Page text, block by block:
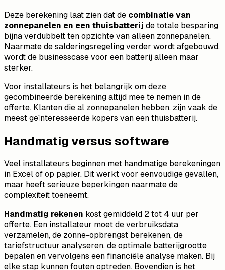
Deze berekening laat zien dat de combinatie van
zonnepanelen en een thuisbatterij de totale besparing
bijna verdubbelt ten opzichte van alleen zonnepanelen.
Naarmate de salderingsregeling verder wordt afgebouwd,
wordt de businesscase voor een batterij alleen maar
sterker.
Voor installateurs is het belangrijk om deze
gecombineerde berekening altijd mee te nemen in de
offerte. Klanten die al zonnepanelen hebben, zijn vaak de
meest geïnteresseerde kopers van een thuisbatterij.
Handmatig versus software
Veel installateurs beginnen met handmatige berekeningen
in Excel of op papier. Dit werkt voor eenvoudige gevallen,
maar heeft serieuze beperkingen naarmate de
complexiteit toeneemt.
Handmatig rekenen kost gemiddeld 2 tot 4 uur per
offerte. Een installateur moet de verbruiksdata
verzamelen, de zonne-opbrengst berekenen, de
tariefstructuur analyseren, de optimale batterijgrootte
bepalen en vervolgens een financiële analyse maken. Bij
elke stap kunnen fouten optreden. Bovendien is het